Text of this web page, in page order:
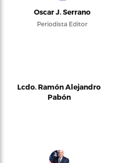
Oscar J. Serrano
Periodista Editor
Lcdo. Ramón Alejandro
Pabón